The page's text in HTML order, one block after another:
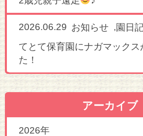
2026.06.29 お知らせ ,園日
てとて保育園にナガマックス
た！
アーカイブ
2026年